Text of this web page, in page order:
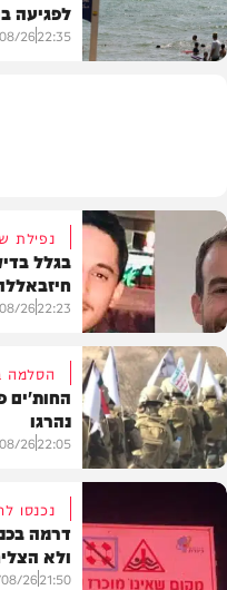
בריאות
לפגיעה
22:35
26
צבא וביטחון
נפילת
בגלל
22:23
26
בעולם
הסלמה
החות'ים
נהרגו
22:05
26
נכנסו
דרמה
ולא
21:50
26